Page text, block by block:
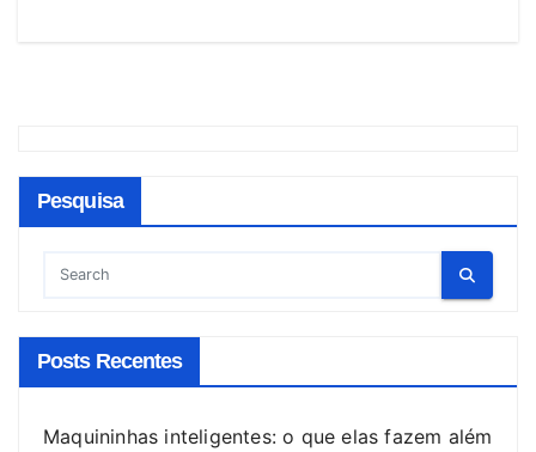
Pesquisa
Posts Recentes
Maquininhas inteligentes: o que elas fazem além